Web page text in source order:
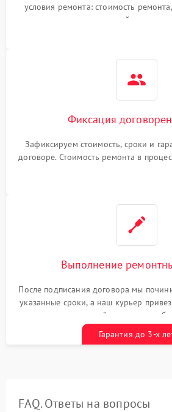
условия ремонта: стоимость
гарантийные
Фиксация
Зафиксируем стоимость, сроки и
договоре. Стоимость ремонта в
Выполнение
После подписания договора мы
указанные сроки, а наш курьер
гарантийным талоном
Гарантия до 3-х
FAQ. Ответы на вопросы